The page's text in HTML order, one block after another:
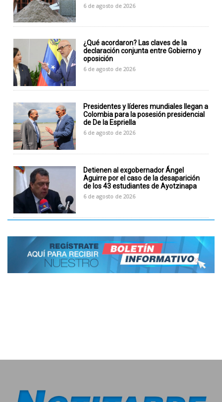
6 de agosto de 2026
¿Qué acordaron? Las claves de la
declaración conjunta entre Gobierno y
oposición
6 de agosto de 2026
Presidentes y líderes mundiales llegan a
Colombia para la posesión presidencial
de De la Espriella
6 de agosto de 2026
Detienen al exgobernador Ángel
Aguirre por el caso de la desaparición
de los 43 estudiantes de Ayotzinapa
6 de agosto de 2026